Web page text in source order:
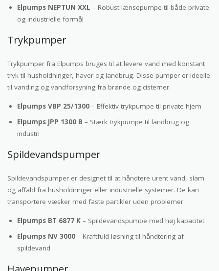
Elpumps NEPTUN XXL – Robust lænsepumpe til både private
og industrielle formål
Trykpumper
Trykpumper fra Elpumps bruges til at levere vand med konstant
tryk til husholdninger, haver og landbrug. Disse pumper er ideelle
til vanding og vandforsyning fra brønde og cisterner.
Elpumps VBP 25/1300 – Effektiv trykpumpe til private hjem
Elpumps JPP 1300 B – Stærk trykpumpe til landbrug og
industri
Spildevandspumper
Spildevandspumper er designet til at håndtere urent vand, slam
og affald fra husholdninger eller industrielle systemer. De kan
transportere væsker med faste partikler uden problemer.
Elpumps BT 6877 K – Spildevandspumpe med høj kapacitet
Elpumps NV 3000 – Kraftfuld løsning til håndtering af
spildevand